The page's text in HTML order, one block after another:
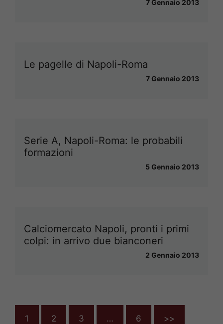
7 Gennaio 2013
Le pagelle di Napoli-Roma
7 Gennaio 2013
Serie A, Napoli-Roma: le probabili
formazioni
5 Gennaio 2013
Calciomercato Napoli, pronti i primi
colpi: in arrivo due bianconeri
2 Gennaio 2013
1 2 3 … 6 >>